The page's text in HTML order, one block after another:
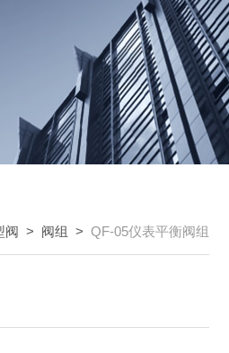
阀 > 阀组 > QF-05仪表平衡阀组